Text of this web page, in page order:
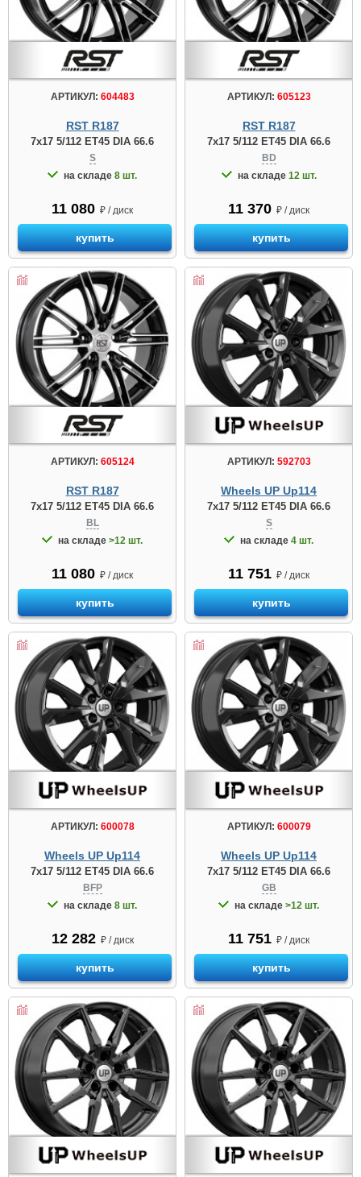
АРТИКУЛ: 604483
RST R187
7x17 5/112 ET45 DIA 66.6
S
на складе 8 шт.
11 080 ₽ / диск
купить
АРТИКУЛ: 605123
RST R187
7x17 5/112 ET45 DIA 66.6
BD
на складе 12 шт.
11 370 ₽ / диск
купить
АРТИКУЛ: 605124
RST R187
7x17 5/112 ET45 DIA 66.6
BL
на складе >12 шт.
11 080 ₽ / диск
купить
АРТИКУЛ: 592703
Wheels UP Up114
7x17 5/112 ET45 DIA 66.6
S
на складе 4 шт.
11 751 ₽ / диск
купить
АРТИКУЛ: 600078
Wheels UP Up114
7x17 5/112 ET45 DIA 66.6
BFP
на складе 8 шт.
12 282 ₽ / диск
купить
АРТИКУЛ: 600079
Wheels UP Up114
7x17 5/112 ET45 DIA 66.6
GB
на складе >12 шт.
11 751 ₽ / диск
купить